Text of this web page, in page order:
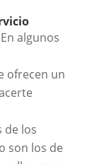
En algunos
ofrecen un
de los
son los de